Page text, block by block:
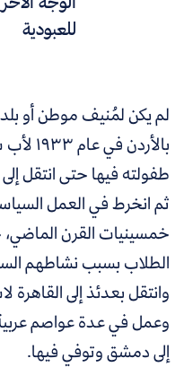
للعبودية
لم يكن لمُنيف موطن أو
بالأردن
طفولته فيها حتى انتقل
ثم انخرط في العمل
خمسينيات القرن
الطلاب بسبب نشاطهم
وانتقل بعدئذ إلى القاهرة
وعمل في عدة عواصم عربية
إلى دمشق وتوفي فيها.